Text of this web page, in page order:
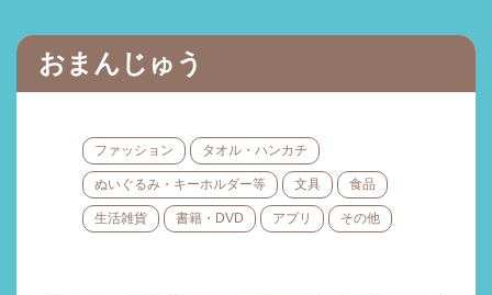
おまんじゅう
ファッション タオル・ハンカチ
ぬいぐるみ・キーホルダー等 文具 食品
生活雑貨 書籍・DVD アプリ その他